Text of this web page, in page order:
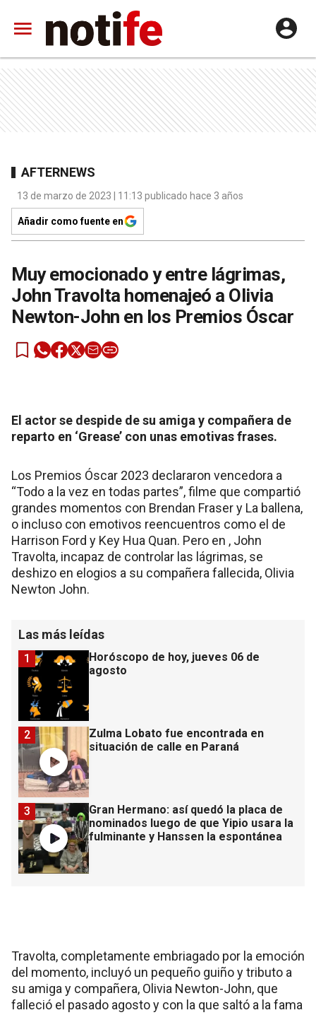
AFTERNEWS
13 de marzo de 2023 | 11:13 publicado hace 3 años
Añadir como fuente en
Muy emocionado y entre lágrimas,
John Travolta homenajeó a Olivia
Newton-John en los Premios Óscar
El actor se despide de su amiga y compañera de
reparto en ‘Grease’ con unas emotivas frases.
Los Premios Óscar 2023 declararon vencedora a
“Todo a la vez en todas partes”, filme que compartió
grandes momentos con Brendan Fraser y La ballena,
o incluso con emotivos reencuentros como el de
Harrison Ford y Key Hua Quan. Pero en , John
Travolta, incapaz de controlar las lágrimas, se
deshizo en elogios a su compañera fallecida, Olivia
Newton John.
Las más leídas
Horóscopo de hoy, jueves 06 de
agosto
1
Zulma Lobato fue encontrada en
situación de calle en Paraná
2
Gran Hermano: así quedó la placa de
nominados luego de que Yipio usara la
fulminante y Hanssen la espontánea
3
Travolta, completamente embriagado por la emoción
del momento, incluyó un pequeño guiño y tributo a
su amiga y compañera, Olivia Newton-John, que
falleció el pasado agosto y con la que saltó a la fama